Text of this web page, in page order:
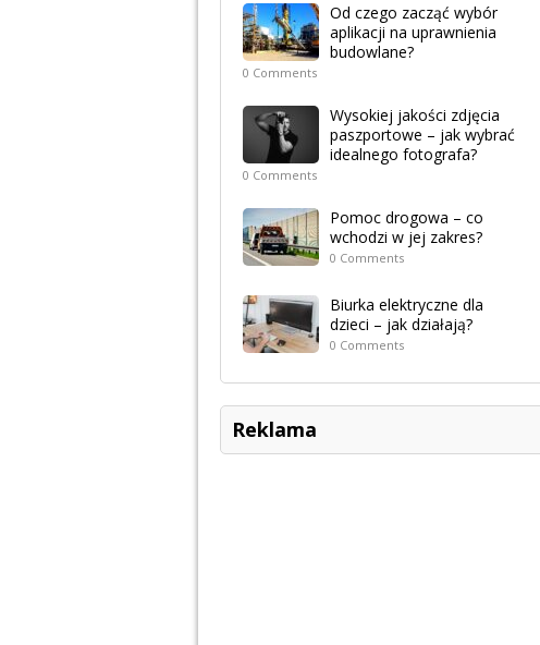
Od czego zacząć wybór
aplikacji na uprawnienia
budowlane?
0 Comments
Wysokiej jakości zdjęcia
paszportowe – jak wybrać
idealnego fotografa?
0 Comments
Pomoc drogowa – co
wchodzi w jej zakres?
0 Comments
Biurka elektryczne dla
dzieci – jak działają?
0 Comments
Reklama